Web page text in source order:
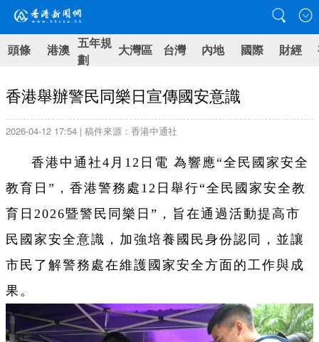
頭條 港澳 五年規
劃
大灣區 台灣 內地 國際 財經
香港舉辦警民同樂日宣傳國安意識
2026-04-12 17:54 | 稿件來源：香港中通社
香港中通社4月12日電 為響應“全民國家安全
教育日”，香港警務處12日舉行“全民國家安全教
育日2026暨警民同樂日”，旨在通過活動提高市
民國家安全意識，加強培養國民身份認同，並讓
市民了解警務處在維護國家安全方面的工作與成
果。